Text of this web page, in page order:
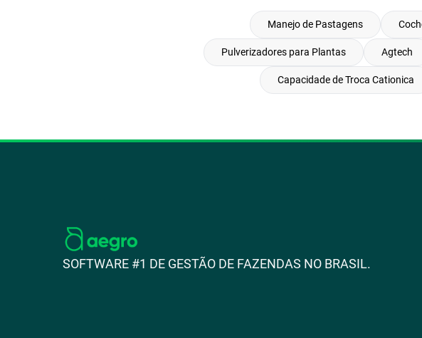
Manejo de Pastagens
Pulverizadores para Plantas Agtech
Capacidade de Troca Cationica
SOFTWARE #1 DE GESTÃO DE FAZENDAS NO BRASIL.